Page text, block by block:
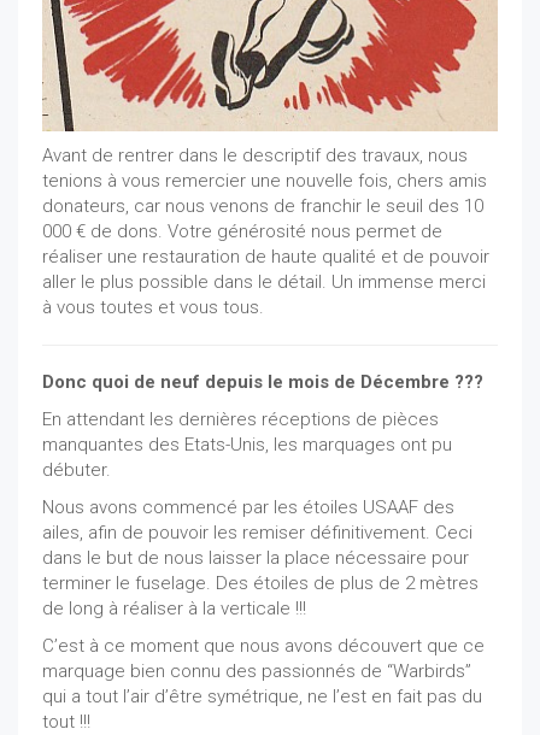
Avant de rentrer dans le descriptif des travaux, nous
tenions à vous remercier une nouvelle fois, chers amis
donateurs, car nous venons de franchir le seuil des 10
000 € de dons. Votre générosité nous permet de
réaliser une restauration de haute qualité et de pouvoir
aller le plus possible dans le détail. Un immense merci
à vous toutes et vous tous.
Donc quoi de neuf depuis le mois de Décembre ???
En attendant les dernières réceptions de pièces
manquantes des Etats-Unis, les marquages ont pu
débuter.
Nous avons commencé par les étoiles USAAF des
ailes, afin de pouvoir les remiser définitivement. Ceci
dans le but de nous laisser la place nécessaire pour
terminer le fuselage. Des étoiles de plus de 2 mètres
de long à réaliser à la verticale !!!
C’est à ce moment que nous avons découvert que ce
marquage bien connu des passionnés de “Warbirds”
qui a tout l’air d’être symétrique, ne l’est en fait pas du
tout !!!